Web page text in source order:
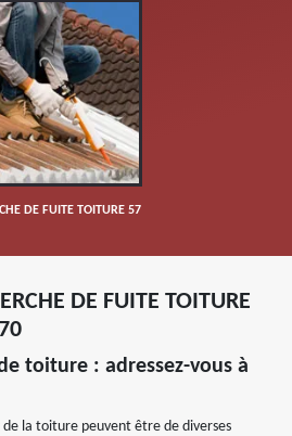
DE FUITE TOITURE 57
DE FUITE TOITURE
toiture : adressez-vous à
la toiture peuvent être de diverses